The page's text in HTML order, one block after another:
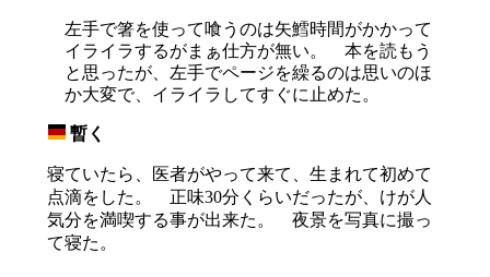
左手で箸を使って喰うのは矢鱈時間がかかって
イライラするがまぁ仕方が無い。 本を読もう
と思ったが、左手でページを繰るのは思いのほ
か大変で、イライラしてすぐに止めた。
暫く
寝ていたら、医者がやって来て、生まれて初めて
点滴をした。 正味30分くらいだったが、けが人
気分を満喫する事が出来た。 夜景を写真に撮っ
て寝た。